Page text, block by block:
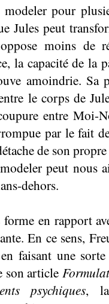
pour
Jules peut
moins de
la capacité de la
amoindrie. Sa
le corps de
entre
par le fait
de son
peut nous
dehors.
en rapport
En ce sens,
faisant une
son article
psychiques,